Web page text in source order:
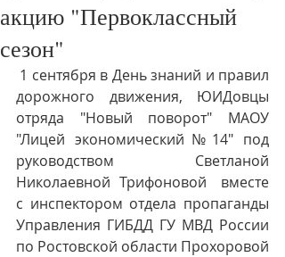
акцию "Первоклассный
сезон"
дорожного движения, ЮИДовцы
отряда "Новый поворот" МАОУ
"Лицей экономический№14" под
руководством Светланой
Николаевной  Трифоновой   вместе
с инспектором отдела пропаганды
Управления ГИБДД ГУ МВД России
по Ростовской области Прохоровой